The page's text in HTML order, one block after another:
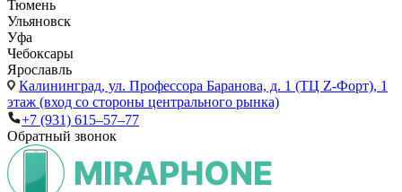
Тюмень
Ульяновск
Уфа
Чебоксары
Ярославль
Калининград, ул. Профессора Баранова, д. 1 (ТЦ Z-Форт), 1
этаж (вход со стороны центрального рынка)
+7 (931) 615‒57‒77
Обратный звонок